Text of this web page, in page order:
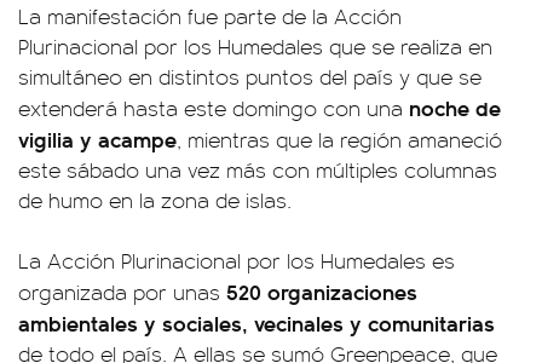
La manifestación fue parte de la Acción
Plurinacional por los Humedales que se realiza en
simultáneo en distintos puntos del país y que se
extenderá hasta este domingo con una noche de
vigilia y acampe, mientras que la región amaneció
este sábado una vez más con múltiples columnas
de humo en la zona de islas.
La Acción Plurinacional por los Humedales es
organizada por unas 520 organizaciones
ambientales y sociales, vecinales y comunitarias
de todo el país. A ellas se sumó Greenpeace, que